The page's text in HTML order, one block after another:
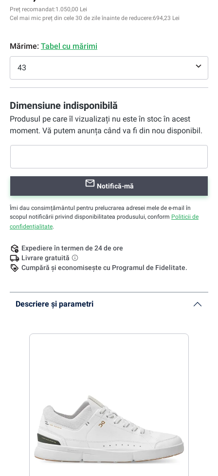
Preț recomandat:1.050,00 Lei
Cel mai mic preț din cele 30 de zile înainte de reducere:694,23 Lei
Mărime: Tabel cu mărimi
43
Dimensiune indisponibilă
Produsul pe care îl vizualizați nu este în stoc în acest
moment. Vă putem anunța când va fi din nou disponibil.
Notifică-mă
Îmi dau consimțământul pentru prelucrarea adresei mele de e-mail în
scopul notificării privind disponibilitatea produsului, conform Politicii de
confidențialitate.
Expediere în termen de 24 de ore
Livrare gratuită
Cumpără și economisește cu Programul de Fidelitate.
Descriere și parametri